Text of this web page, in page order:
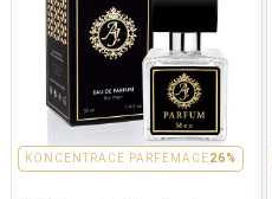
PARFEMACE 26%
KONCENTRACE PARFEMACE26%